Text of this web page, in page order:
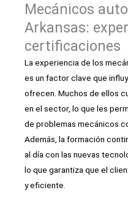
Mecánicos
Arkansas:
certificaciones
La experiencia de los
es un factor clave que
ofrecen. Muchos de ellos
en el sector, lo que les
de problemas mecánicos
Además, la formación
al día con las nuevas
lo que garantiza que el
y eficiente.